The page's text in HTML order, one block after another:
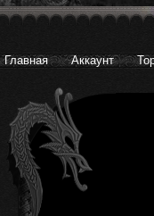
Главная Аккаунт